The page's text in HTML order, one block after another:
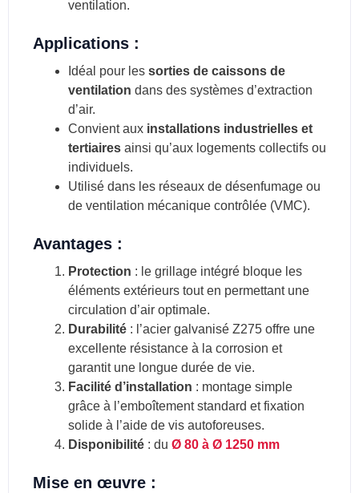
ventilation.
Applications :
Idéal pour les sorties de caissons de
ventilation dans des systèmes d’extraction
d’air.
Convient aux installations industrielles et
tertiairesainsi qu’aux logements collectifs ou
individuels.
Utilisé dans les réseaux de désenfumage ou
de ventilation mécanique contrôlée (VMC).
Avantages :
Protection : le grillage intégré bloque les
éléments extérieurs tout en permettant une
circulation d’air optimale.
Durabilité: l’acier galvanisé Z275 offre une
excellente résistance à la corrosion et
garantit une longue durée de vie.
Facilité d’installation : montage simple
grâce à l’emboîtement standard et fixation
solide à l’aide de vis autoforeuses.
Disponibilité: du Ø 80 à Ø 1250 mm
Mise en œuvre :